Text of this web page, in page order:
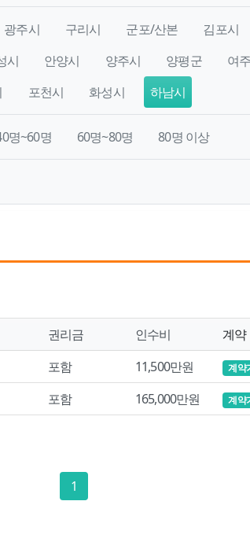
광주시 구리시 군포/산본
김포시
시 안양시 양주시 양평군
여
포천시 화성시 하남시
명~60명 60명~80명 80명 이상
권리금 인수비
계약
포함 11,500만원 계약
포함 165,000만원 계약
1